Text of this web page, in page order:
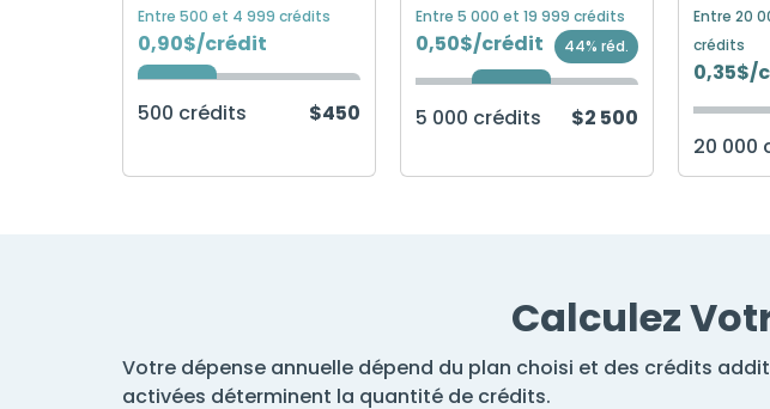
Entre 500 et 4 999 crédits
0,90$/crédit
500 crédits $450
Entre 5 000 et 19 999 crédits
0,50$/crédit 44% réd.
5 000 crédits $2 500
Entre 20
crédits
0,35$/
20 000
Calculez
Votre dépense annuelle dépend du plan choisi et des crédits
activées déterminent la quantité de crédits.